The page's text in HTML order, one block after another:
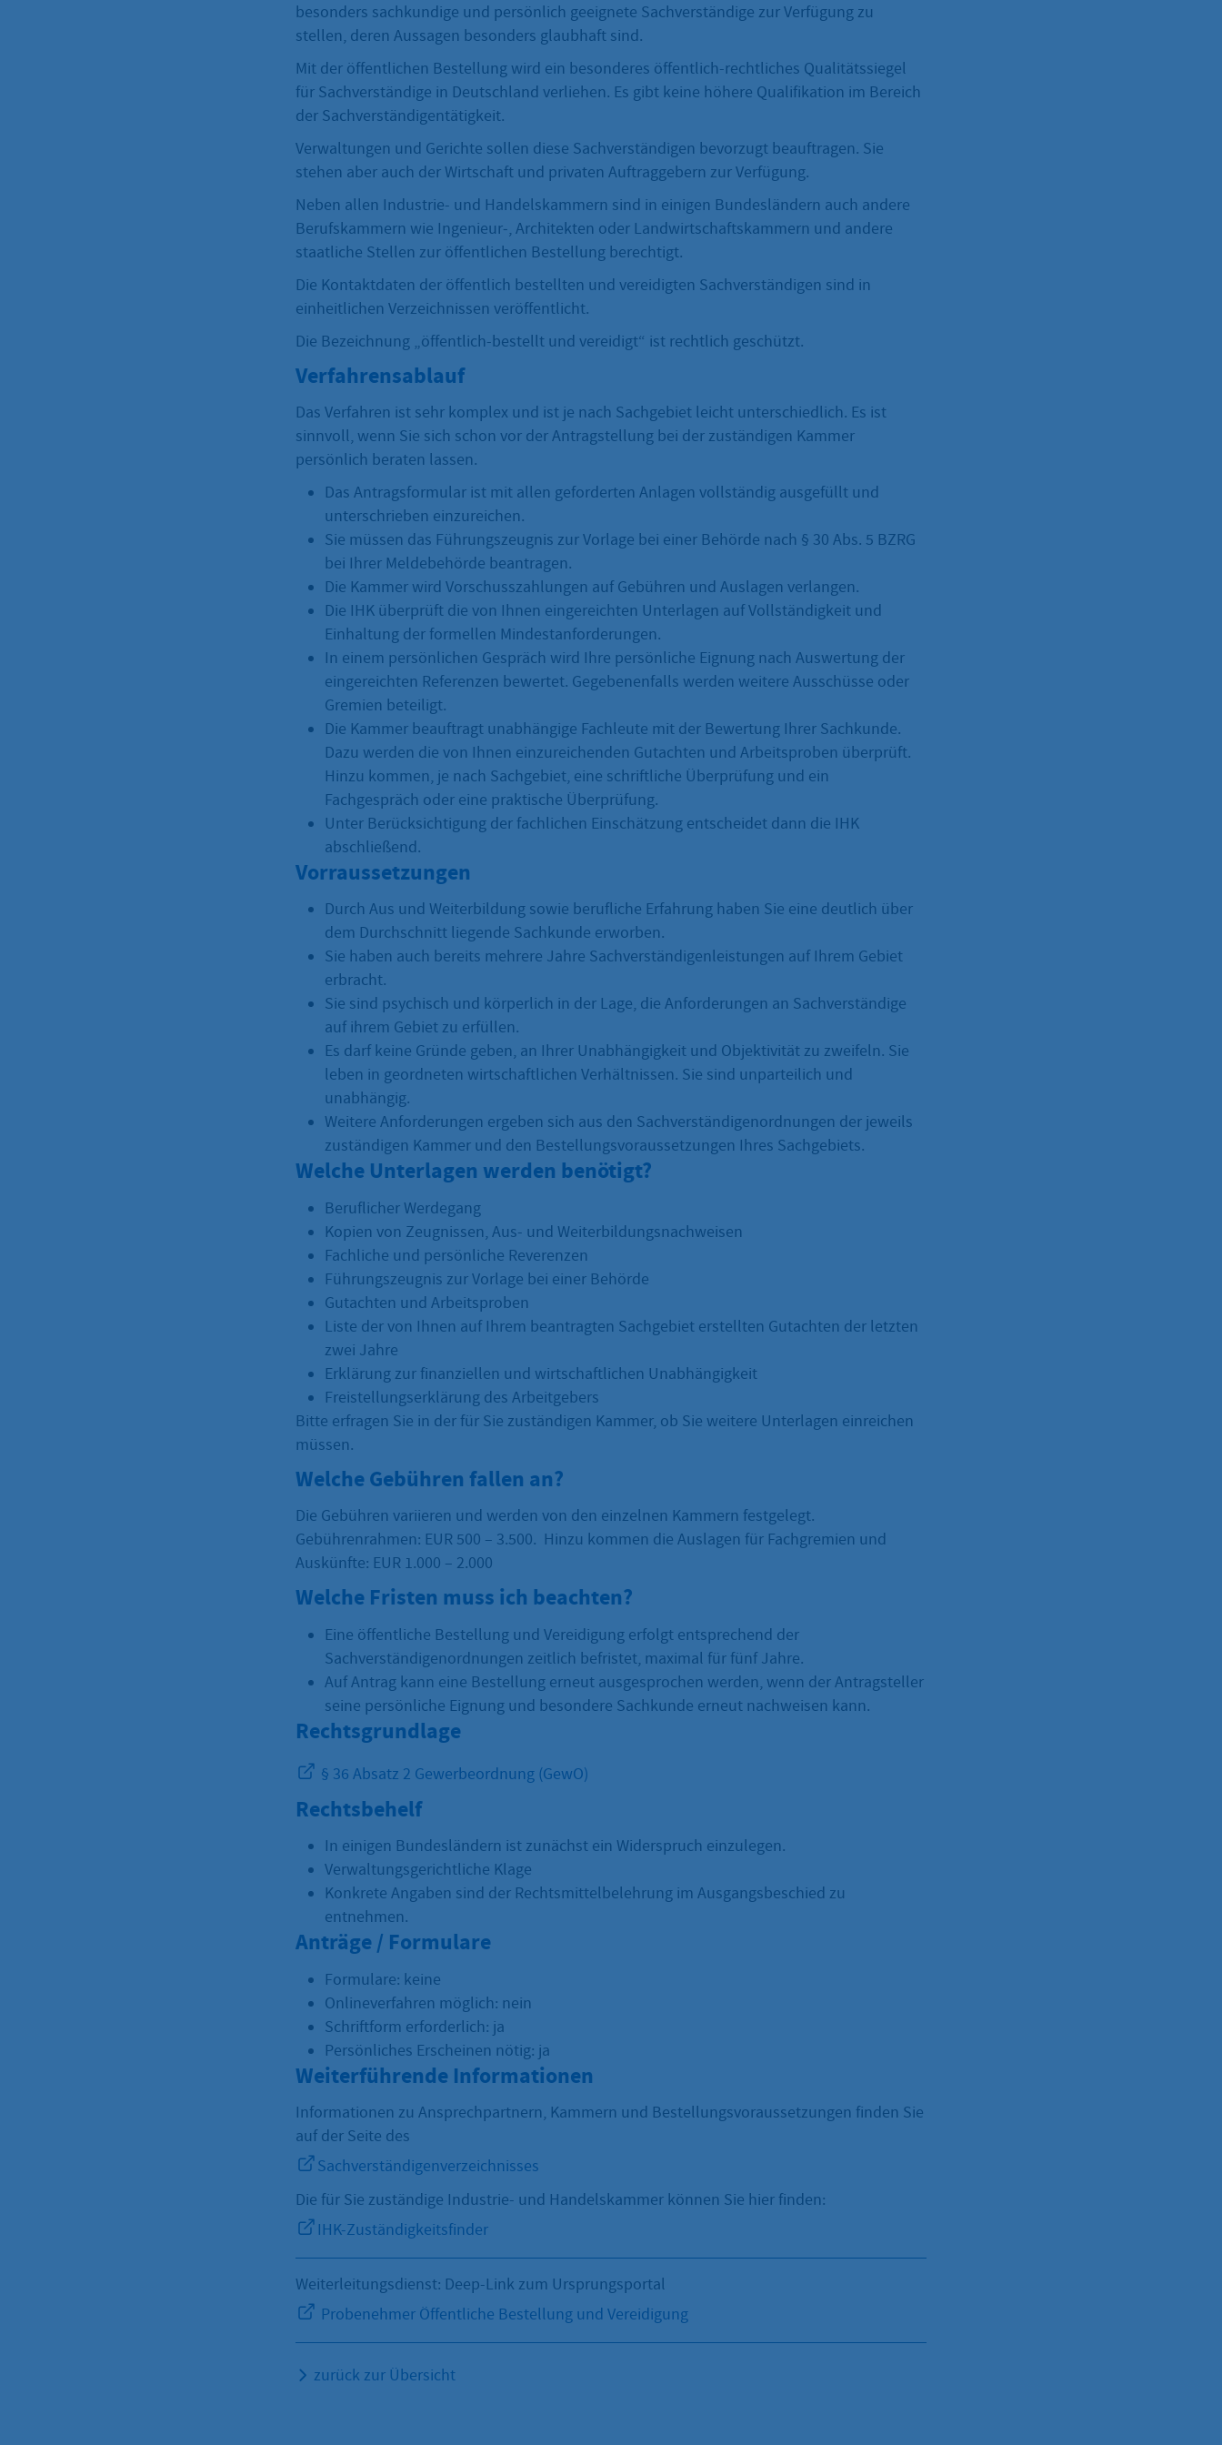
besonders sachkundige und persönlich geeignete Sachverständige zur Verfügung zu
stellen, deren Aussagen besonders glaubhaft sind.
Mit der öffentlichen Bestellung wird ein besonderes öffentlich-rechtliches Qualitätssiegel
für Sachverständige in Deutschland verliehen. Es gibt keine höhere Qualifikation im Bereich
der Sachverständigentätigkeit.
Verwaltungen und Gerichte sollen diese Sachverständigen bevorzugt beauftragen. Sie
stehen aber auch der Wirtschaft und privaten Auftraggebern zur Verfügung.
Neben allen Industrie- und Handelskammern sind in einigen Bundesländern auch andere
Berufskammern wie Ingenieur‑, Architekten oder Landwirtschaftskammern und andere
staatliche Stellen zur öffentlichen Bestellung berechtigt.
Die Kontaktdaten der öffentlich bestellten und vereidigten Sachverständigen sind in
einheitlichen Verzeichnissen veröffentlicht.
Die Bezeichnung „öffentlich-bestellt und vereidigt“ ist rechtlich geschützt.
Verfahrensablauf
Das Verfahren ist sehr komplex und ist je nach Sachgebiet leicht unterschiedlich. Es ist
sinnvoll, wenn Sie sich schon vor der Antragstellung bei der zuständigen Kammer
persönlich beraten lassen.
Das Antragsformular ist mit allen geforderten Anlagen vollständig ausgefüllt und
unterschrieben einzureichen.
Sie müssen das Führungszeugnis zur Vorlage bei einer Behörde nach § 30 Abs. 5 BZRG
bei Ihrer Meldebehörde beantragen.
Die Kammer wird Vorschusszahlungen auf Gebühren und Auslagen verlangen.
Die IHK überprüft die von Ihnen eingereichten Unterlagen auf Vollständigkeit und
Einhaltung der formellen Mindestanforderungen.
In einem persönlichen Gespräch wird Ihre persönliche Eignung nach Auswertung der
eingereichten Referenzen bewertet. Gegebenenfalls werden weitere Ausschüsse oder
Gremien beteiligt.
Die Kammer beauftragt unabhängige Fachleute mit der Bewertung Ihrer Sachkunde.
Dazu werden die von Ihnen einzureichenden Gutachten und Arbeitsproben überprüft.
Hinzu kommen, je nach Sachgebiet, eine schriftliche Überprüfung und ein
Fachgespräch oder eine praktische Überprüfung.
Unter Berücksichtigung der fachlichen Einschätzung entscheidet dann die IHK
abschließend.
Vorraussetzungen
Durch Aus und Weiterbildung sowie berufliche Erfahrung haben Sie eine deutlich über
dem Durchschnitt liegende Sachkunde erworben.
Sie haben auch bereits mehrere Jahre Sachverständigenleistungen auf Ihrem Gebiet
erbracht.
Sie sind psychisch und körperlich in der Lage, die Anforderungen an Sachverständige
auf ihrem Gebiet zu erfüllen.
Es darf keine Gründe geben, an Ihrer Unabhängigkeit und Objektivität zu zweifeln. Sie
leben in geordneten wirtschaftlichen Verhältnissen. Sie sind unparteilich und
unabhängig.
Weitere Anforderungen ergeben sich aus den Sachverständigenordnungen der jeweils
zuständigen Kammer und den Bestellungsvoraussetzungen Ihres Sachgebiets.
Welche Unterlagen werden benötigt?
Beruflicher Werdegang
Kopien von Zeugnissen, Aus- und Weiterbildungsnachweisen
Fachliche und persönliche Reverenzen
Führungszeugnis zur Vorlage bei einer Behörde
Gutachten und Arbeitsproben
Liste der von Ihnen auf Ihrem beantragten Sachgebiet erstellten Gutachten der letzten
zwei Jahre
Erklärung zur finanziellen und wirtschaftlichen Unabhängigkeit
Freistellungserklärung des Arbeitgebers
Bitte erfragen Sie in der für Sie zuständigen Kammer, ob Sie weitere Unterlagen einreichen
müssen.
Welche Gebühren fallen an?
Die Gebühren variieren und werden von den einzelnen Kammern festgelegt.
Gebührenrahmen: EUR 500 – 3.500. Hinzu kommen die Auslagen für Fachgremien und
Auskünfte: EUR 1.000 – 2.000
Welche Fristen muss ich beachten?
Eine öffentliche Bestellung und Vereidigung erfolgt entsprechend der
Sachverständigenordnungen zeitlich befristet, maximal für fünf Jahre.
Auf Antrag kann eine Bestellung erneut ausgesprochen werden, wenn der Antragsteller
seine persönliche Eignung und besondere Sachkunde erneut nachweisen kann.
Rechtsgrundlage
§ 36 Absatz 2 Gewerbeordnung (GewO)
Rechtsbehelf
In einigen Bundesländern ist zunächst ein Widerspruch einzulegen.
Verwaltungsgerichtliche Klage
Konkrete Angaben sind der Rechtsmittelbelehrung im Ausgangsbeschied zu
entnehmen.
Anträge / Formulare
Formulare: keine
Onlineverfahren möglich: nein
Schriftform erforderlich: ja
Persönliches Erscheinen nötig: ja
Weiterführende Informationen
Informationen zu Ansprechpartnern, Kammern und Bestellungsvoraussetzungen finden Sie
auf der Seite des
Sachverständigenverzeichnisses
Die für Sie zuständige Industrie- und Handelskammer können Sie hier finden:
IHK-Zuständigkeitsfinder
Weiterleitungsdienst: Deep-Link zum Ursprungsportal
Probenehmer Öffentliche Bestellung und Vereidigung
zurück zur Übersicht